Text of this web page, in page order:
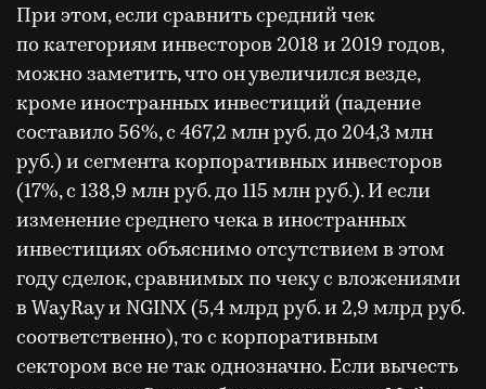
При этом, если сравнить средний чек
по категориям инвесторов 2018 и 2019 годов,
можно заметить, что он увеличился везде,
кроме иностранных инвестиций (падение
составило 56%, с 467,2 млн руб. до 204,3 млн
руб.) и сегмента корпоративных инвесторов
(17%, с 138,9 млн руб. до 115 млн руб.). И если
изменение среднего чека в иностранных
инвестициях объяснимо отсутствием в этом
году сделок, сравнимых по чеку с вложениями
в WayRay и NGINX (5,4 млрд руб. и 2,9 млрд руб.
соответственно), то с корпоративным
сектором все не так однозначно. Если вычесть